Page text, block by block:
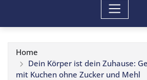
Home
Dein Körper ist dein Zuhause:
mit Kuchen ohne Zucker und Mehl